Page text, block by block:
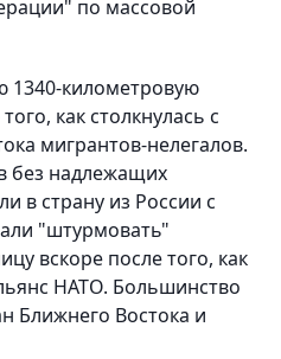
по массовой
1340-километровую
как столкнулась с
мигрантов-нелегалов.
без надлежащих
в страну из России с
"штурмовать"
вскоре после того, как
НАТО. Большинство
Ближнего Востока и